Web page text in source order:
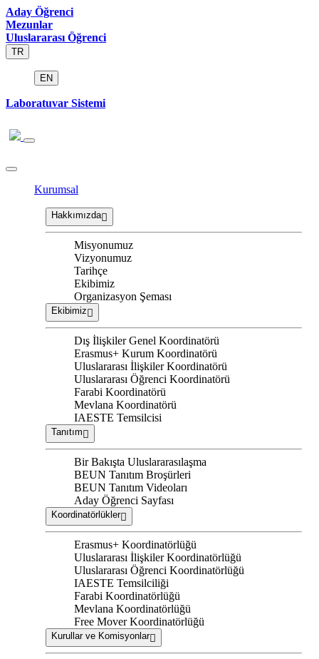
Aday Öğrenci
Mezunlar
Uluslararası Öğrenci
TR
EN
Laboratuvar Sistemi
Kurumsal
Hakkımızda
Misyonumuz
Vizyonumuz
Tarihçe
Ekibimiz
Organizasyon Şeması
Ekibimiz
Dış İlişkiler Genel Koordinatörü
Erasmus+ Kurum Koordinatörü
Uluslararası İlişkiler Koordinatörü
Uluslararası Öğrenci Koordinatörü
Farabi Koordinatörü
Mevlana Koordinatörü
IAESTE Temsilcisi
Tanıtım
Bir Bakışta Uluslararasılaşma
BEUN Tanıtım Broşürleri
BEUN Tanıtım Videoları
Aday Öğrenci Sayfası
Koordinatörlükler
Erasmus+ Koordinatörlüğü
Uluslararası İlişkiler Koordinatörlüğü
Uluslararası Öğrenci Koordinatörlüğü
IAESTE Temsilciliği
Farabi Koordinatörlüğü
Mevlana Koordinatörlüğü
Free Mover Koordinatörlüğü
Kurullar ve Komisyonlar